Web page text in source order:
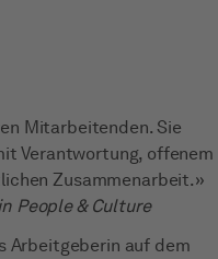
Mitarbeitenden. Sie
Verantwortung, offenem
Zusammenarbeit.»
People & Culture
Arbeitgeberin auf dem